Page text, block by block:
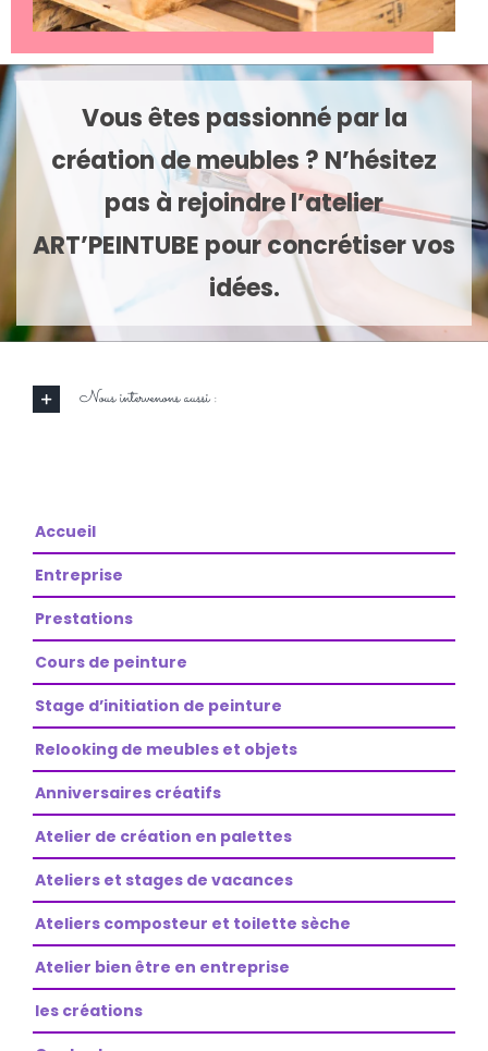
Vous êtes passionné par la
création de meubles ? N’hésitez
pas à rejoindre l’atelier
ART’PEINTUBE pour concrétiser vos
idées.
Nous intervenons aussi :
Accueil
Entreprise
Prestations
Cours de peinture
Stage d’initiation de peinture
Relooking de meubles et objets
Anniversaires créatifs
Atelier de création en palettes
Ateliers et stages de vacances
Ateliers composteur et toilette sèche
Atelier bien être en entreprise
les créations